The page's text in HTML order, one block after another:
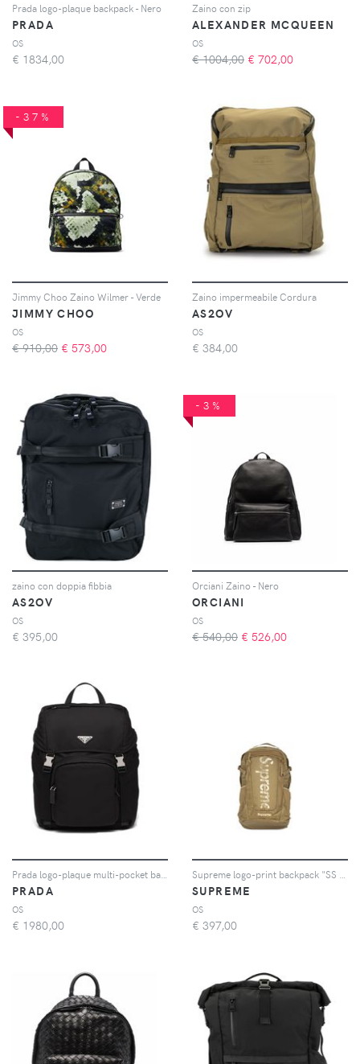
Prada logo-plaque backpack - Nero
PRADA
OS
€ 1834,00
Zaino con zip
ALEXANDER MCQUEEN
OS
€ 1004,00 € 702,00
-37%
Jimmy Choo Zaino Wilmer - Verde
JIMMY CHOO
OS
€ 910,00 € 573,00
Zaino impermeabile Cordura
AS2OV
OS
€ 384,00
zaino con doppia fibbia
AS2OV
OS
€ 395,00
-3%
Orciani Zaino - Nero
ORCIANI
OS
€ 540,00 € 526,00
PRADA
OS
€ 1980,00
SUPREME
OS
€ 397,00